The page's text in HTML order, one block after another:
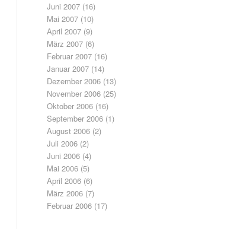
Juni 2007 (16)
Mai 2007 (10)
April 2007 (9)
März 2007 (6)
Februar 2007 (16)
Januar 2007 (14)
Dezember 2006 (13)
November 2006 (25)
Oktober 2006 (16)
September 2006 (1)
August 2006 (2)
Juli 2006 (2)
Juni 2006 (4)
Mai 2006 (5)
April 2006 (6)
März 2006 (7)
Februar 2006 (17)